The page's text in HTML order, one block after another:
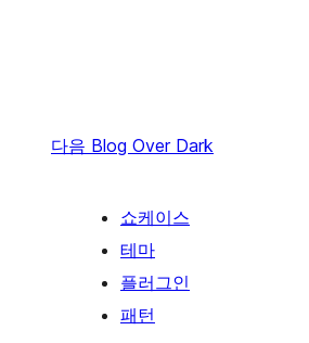
다음 Blog Over Dark
쇼케이스
테마
플러그인
패턴